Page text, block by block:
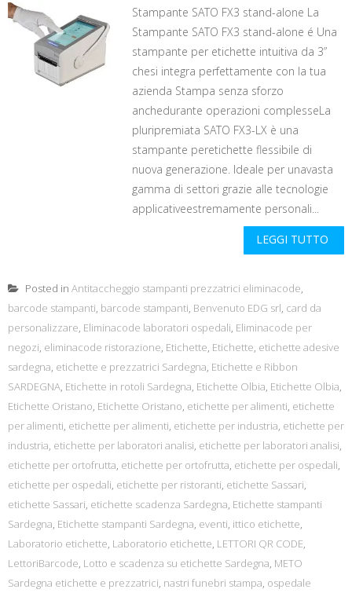
Stampante SATO FX3 stand-alone La
Stampante SATO FX3 stand-alone é Una
stampante per etichette intuitiva da 3”
chesi integra perfettamente con la tua
azienda Stampa senza sforzo
anchedurante operazioni complesseLa
pluripremiata SATO FX3-LX è una
stampante peretichette flessibile di
nuova generazione. Ideale per unavasta
gamma di settori grazie alle tecnologie
applicativeestremamente personali...
LEGGI TUTTO
Posted in Antitaccheggio stampanti prezzatrici eliminacode,
barcode stampanti, barcode stampanti, Benvenuto EDG srl, card da
personalizzare, Eliminacode laboratori ospedali, Eliminacode per
negozi, eliminacode ristorazione, Etichette, Etichette, etichette adesive
sardegna, etichette e prezzatrici Sardegna, Etichette e Ribbon
SARDEGNA, Etichette in rotoli Sardegna, Etichette Olbia, Etichette Olbia,
Etichette Oristano, Etichette Oristano, etichette per alimenti, etichette
per alimenti, etichette per alimenti, etichette per industria, etichette per
industria, etichette per laboratori analisi, etichette per laboratori analisi,
etichette per ortofrutta, etichette per ortofrutta, etichette per ospedali,
etichette per ospedali, etichette per ristoranti, etichette Sassari,
etichette Sassari, etichette scadenza Sardegna, Etichette stampanti
Sardegna, Etichette stampanti Sardegna, eventi, ittico etichette,
Laboratorio etichette, Laboratorio etichette, LETTORI QR CODE,
LettoriBarcode, Lotto e scadenza su etichette Sardegna, METO
Sardegna etichette e prezzatrici, nastri funebri stampa, ospedale